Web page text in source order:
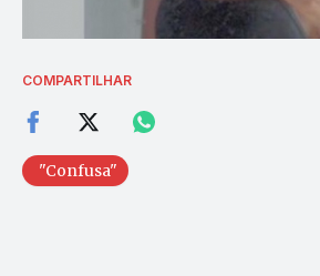
COMPARTILHAR
"Confusa"